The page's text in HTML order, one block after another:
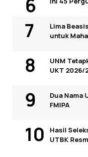
Lima
untuk
UNM
UKT 2026/
Dua Nama
FMIPA
Hasil
UTBK